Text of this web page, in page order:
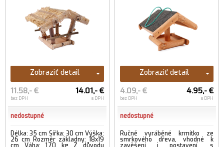
Zobraziť detail
11.58,- €
bez DPH
14.01,- €
s DPH
nedostupné
Délka: 35 cm Šířka: 30 cm Výška:
26 cm Rozměr základny: 18x19
Zobraziť detail
4.09,- €
bez DPH
4.95,- €
s DPH
nedostupné
Ručně vyráběné krmítko ze
smrkového dřeva, vhodné k